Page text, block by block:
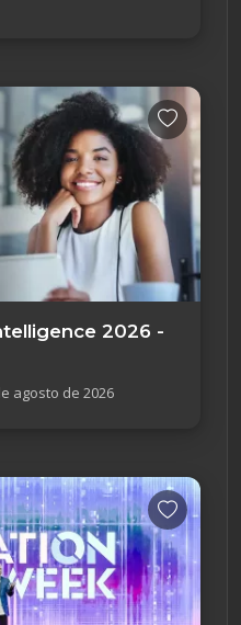
2026 -
agosto de 2026